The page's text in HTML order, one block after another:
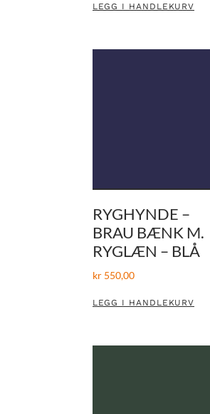
LEGG I HANDLEKURV
RYGHYNDE –
BRAU BÆNK M.
RYGLÆN – BLÅ
kr550,00
LEGG I HANDLEKURV